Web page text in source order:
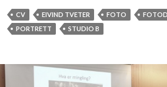
w
I
m
n
a
CV EIVIND TVETER FOTO
PORTRETT
STUDIO B